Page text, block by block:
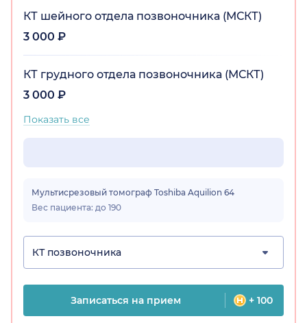
КТ шейного отдела позвоночника (МСКТ)
3 000 ₽
КТ грудного отдела позвоночника (МСКТ)
3 000 ₽
Показать все
Мультисрезовый томограф Toshiba Aquilion 64
Вес пациента: до 190
КТ позвоночника
Записаться на прием + 100